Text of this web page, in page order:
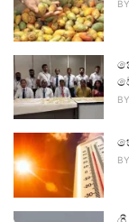
BY
BY
BY